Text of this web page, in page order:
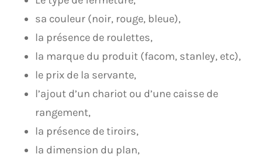
sa couleur (noir, rouge, bleue),
la présence de roulettes,
la marque du produit (facom, stanley, etc),
le prix de la servante,
l’ajout d’un chariot ou d’une caisse de
rangement,
la présence de tiroirs,
la dimension du plan,